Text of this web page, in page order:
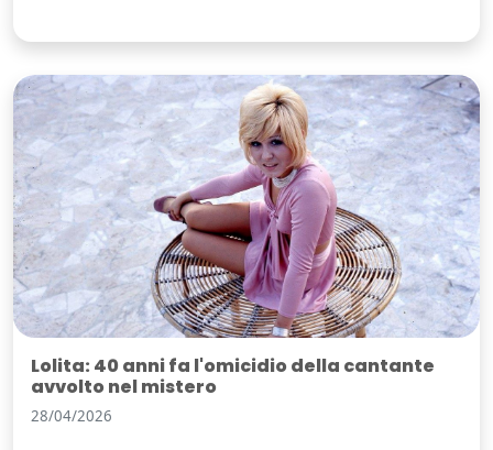
Lolita: 40 anni fa l'omicidio della cantante
avvolto nel mistero
28/04/2026